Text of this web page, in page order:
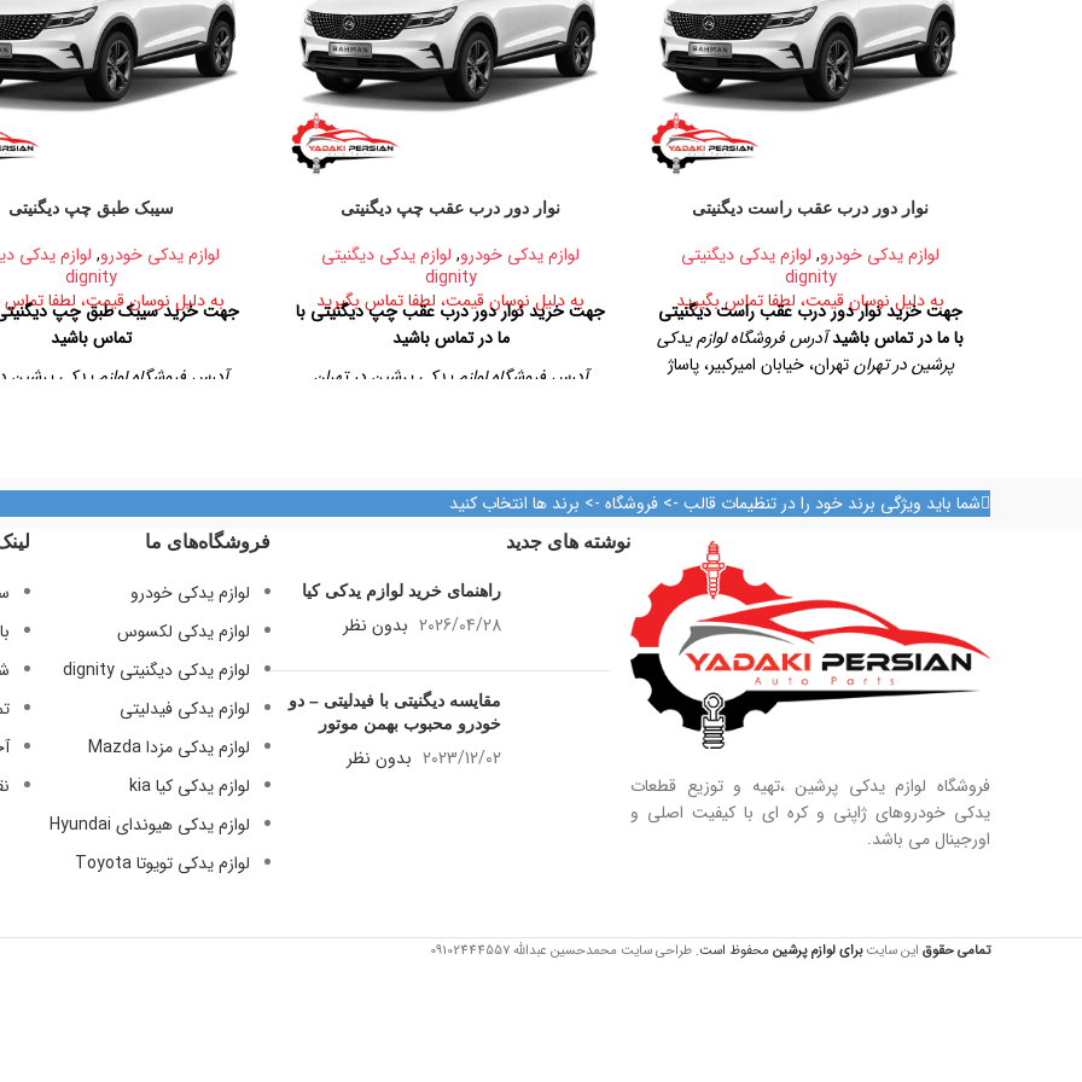
نوار دور درب عقب راست دیگنیتی
لوازم یدکی خودرو, لوازم یدکی دیگنیتی
dignity
به دلیل نوسان قیمت، لطفا تماس بگیرید
جهت خرید نوار دور درب عقب راست دیگنیتی
با ما در تماس باشیدآدرس فروشگاه لوازم یدکی
پرشین در تهرانتهران، خیابان امیرکبیر، پاساژ
نوار دور درب عقب چپ دیگنیتی
لوازم یدکی خودرو, لوازم یدکی دیگنیتی
dignity
به دلیل نوسان قیمت، لطفا تماس بگیرید
جهت خرید نوار دور درب عقب چپ دیگنیتی با
ما در تماس باشید
آدرس فروشگاه لوازم یدکی پرشین در تهران
09128884461
09124847876
سیبک طبق چپ دیگنیتی
لوازم یدکی خودرو, لوازم یدکی
dignity
به دلیل نوسان قیمت، لطفا تماس
جهت خرید سیبک طبق چپ دیگنیتی
تماس باشید
آدرس فروشگاه لوازم یدکی پرشین
09128884461
09124847876
شما باید ویژگی برند خود را در تنظیمات قالب -> فروشگاه -> برند ها انتخاب کنید
فروشگاه لوازم یدکی پرشین ،تهیه و توزیع قطعات
یدکی خودروهای ژاپنی و کره ای با کیفیت اصلی و
اورجینال می باشد.
نوشته های جدید
راهنمای خرید لوازم
نظر
مقایسه دیگنیتی با
فیدلیتی – دو خودرو
فروشگاه‌های ما
لوازم یدکی خودرو
لوازم یدکی لکسوس
لوازم یدکی دیگنیتی dignity
لوازم یدکی فیدلیتی
لوازم یدکی مزدا Mazda
لوازم یدکی کیا kia
لوازم یدکی هیوندای Hyundai
لوازم یدکی تویوتا Toyota
تمامی حقوق این سایتبرای لوازمپرشین محفوظ است. طراحی سایت محمدحسین عبدالله 09102444557